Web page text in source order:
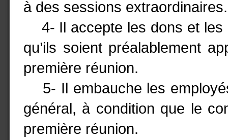
à des sessions extraordinaires.
4- Il accepte les dons et les
qu’ils soient préalablement
première réunion.
5- Il embauche les
général, à condition que le
première réunion.